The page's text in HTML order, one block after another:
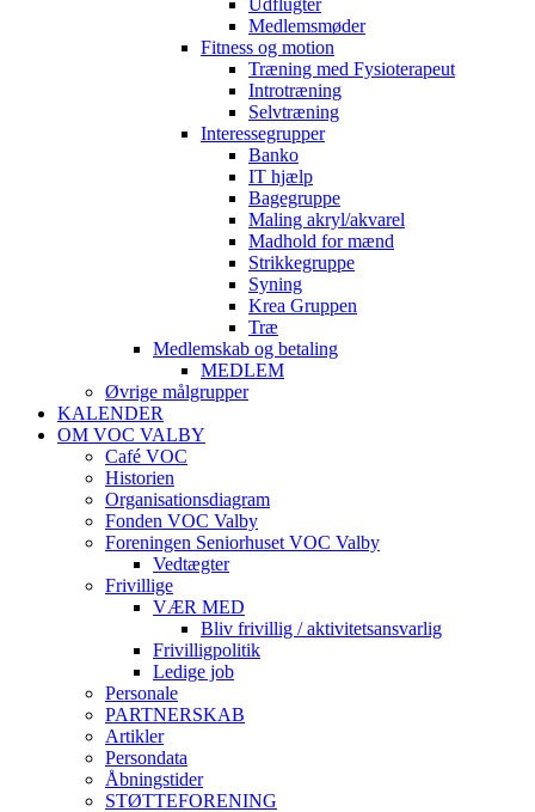
Udflugter
Medlemsmøder
Fitness og motion
Træning med Fysioterapeut
Introtræning
Selvtræning
Interessegrupper
Banko
IT hjælp
Bagegruppe
Maling akryl/akvarel
Madhold for mænd
Strikkegruppe
Syning
Krea Gruppen
Træ
Medlemskab og betaling
MEDLEM
Øvrige målgrupper
KALENDER
OM VOC VALBY
Café VOC
Historien
Organisationsdiagram
Fonden VOC Valby
Foreningen Seniorhuset VOC Valby
Vedtægter
Frivillige
VÆR MED
Bliv frivillig / aktivitetsansvarlig
Frivilligpolitik
Ledige job
Personale
PARTNERSKAB
Artikler
Persondata
Åbningstider
STØTTEFORENING